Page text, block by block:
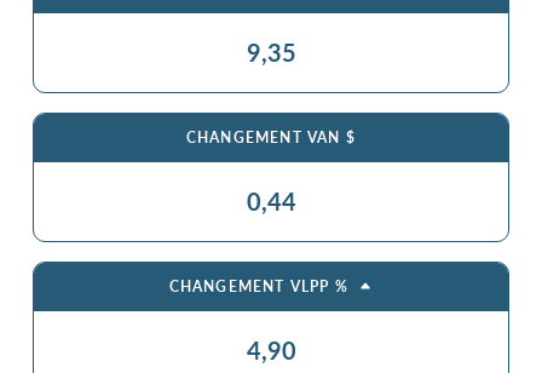
9,35
CHANGEMENT VAN $
0,44
CHANGEMENT VLPP %
4,90